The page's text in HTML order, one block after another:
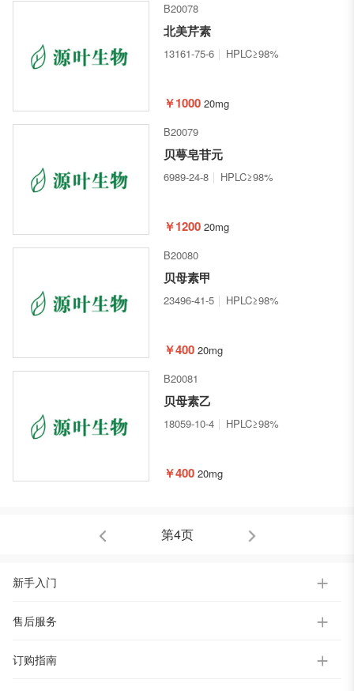
B20078
北美芹素
13161-75-6 HPLC≥98%
￥1000 20mg
B20079
贝萼皂苷元
6989-24-8 HPLC≥98%
￥1200 20mg
B20080
贝母素甲
23496-41-5 HPLC≥98%
￥400 20mg
B20081
贝母素乙
18059-10-4 HPLC≥98%
￥400 20mg
第4页
新手入门
售后服务
订购指南